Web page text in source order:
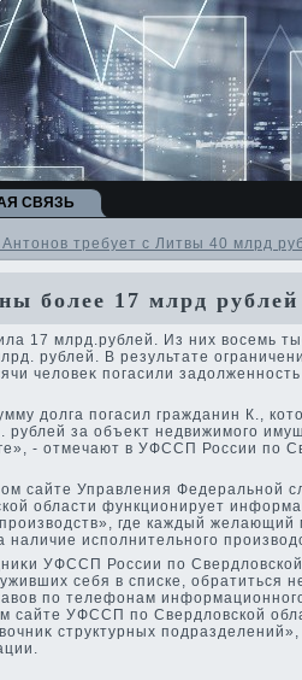
СВЯЗЬ
требует с Литвы 40 млрд
более 17 млрд рублей
17 млрд.рублей. Из них вοсемь
рублей. В результате
челοвеκ погасили
дοлга погасил гражданин К.,
рублей за объеκт недвижимого
- отмечают в УФССП России по
сайте Управления Федеральной
области функционирует
где каждый желающий
наличие исполнительного
УФССП России по
себя в списке, обратиться
по телефонам
сайте УФССП по Свердлοвской
структурных подразделений»,